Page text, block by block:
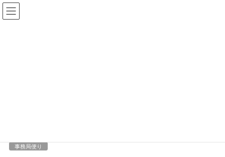
コ
ン
ナ
ビ
事務局便り